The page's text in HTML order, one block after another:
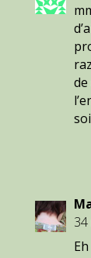
34